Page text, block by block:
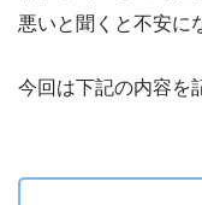
悪いと聞くと不安に
今回は下記の内容を